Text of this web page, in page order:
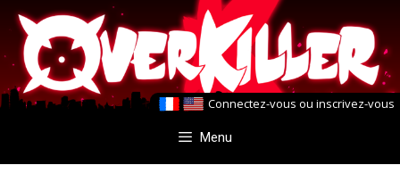
Aller
au
contenu
Aller
au
contenu
Connectez-vous ou inscrivez-vous
Menu